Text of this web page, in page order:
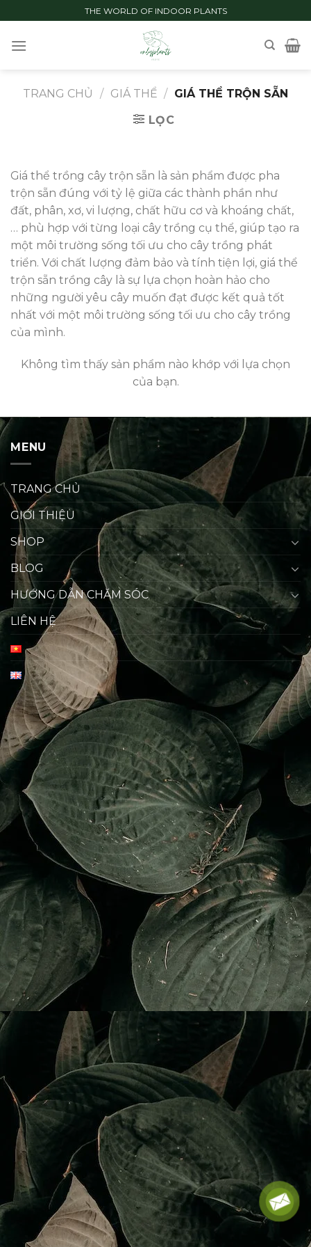
to
content
THE WORLD OF INDOOR PLANTS
TRANG CHỦ / GIÁ THỂ / GIÁ THỂ TRỘN SẴN
LỌC
Giá thể trồng cây trộn sẵn là sản phẩm được pha
trộn sẵn đúng với tỷ lệ giữa các thành phần như
đất, phân, xơ, vi lượng, chất hữu cơ và khoáng chất,
… phù hợp với từng loại cây trồng cụ thể, giúp tạo ra
một môi trường sống tối ưu cho cây trồng phát
triển. Với chất lượng đảm bảo và tính tiện lợi, giá thể
trộn sẵn trồng cây là sự lựa chọn hoàn hảo cho
những người yêu cây muốn đạt được kết quả tốt
nhất với một môi trường sống tối ưu cho cây trồng
của mình.
Không tìm thấy sản phẩm nào khớp với lựa chọn
của bạn.
MENU
TRANG CHỦ
GIỚI THIỆU
SHOP
BLOG
HƯỚNG DẪN CHĂM SÓC
LIÊN HỆ